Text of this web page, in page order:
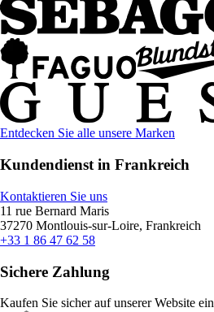
Entdecken Sie alle unsere Marken
Kundendienst in Frankreich
Kontaktieren Sie uns
11 rue Bernard Maris
37270 Montlouis-sur-Loire, Frankreich
+33 1 86 47 62 58
Sichere Zahlung
Kaufen Sie sicher auf unserer Website ein